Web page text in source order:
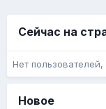
Сейчас на
Нет
Новое